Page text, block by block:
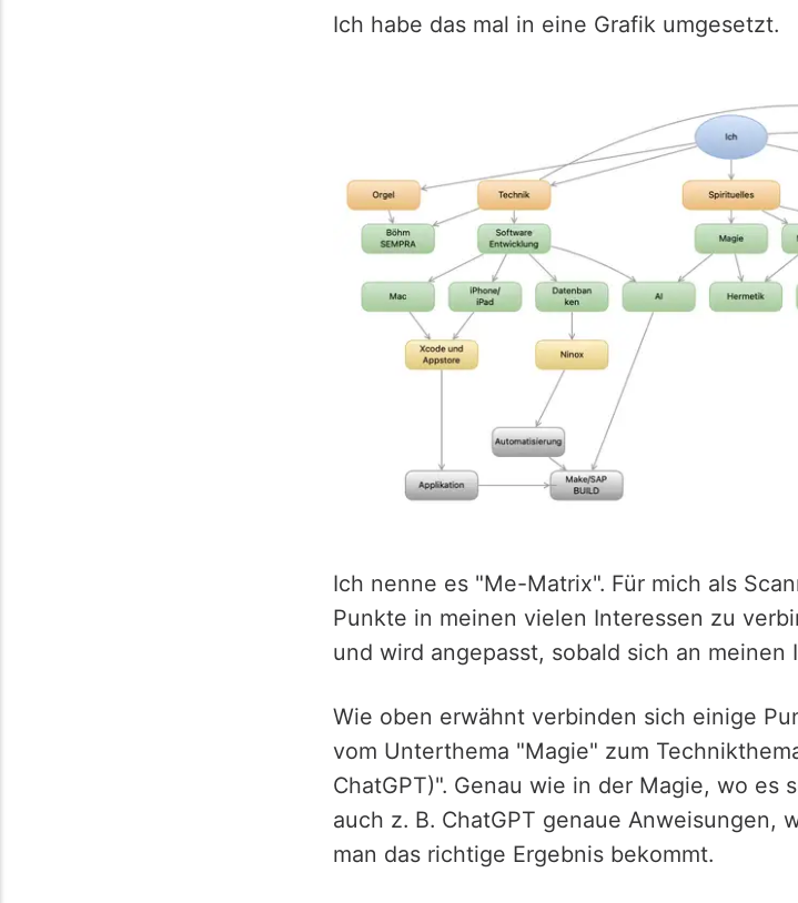
Ich habe das mal in eine Grafik umgesetzt.
Ich nenne es "Me-Matrix". Für mich als
Punkte in meinen vielen Interessen zu
und wird angepasst, sobald sich an meinen
Wie oben erwähnt verbinden sich einige
vom Unterthema "Magie" zum
ChatGPT)". Genau wie in der Magie, wo es
auch z. B. ChatGPT genaue Anweisungen,
man das richtige Ergebnis bekommt.